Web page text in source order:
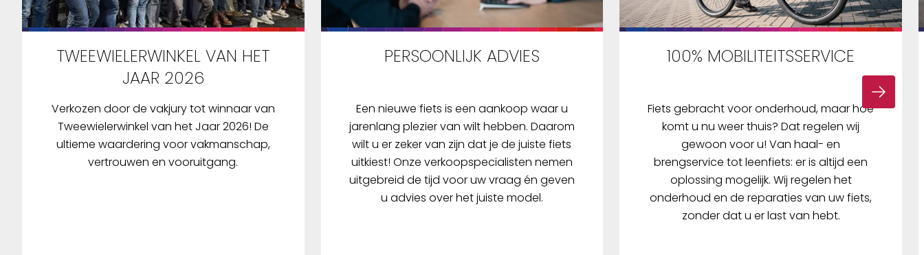
TWEEWIELERWINKEL VAN HET
JAAR 2026
Verkozen door de vakjury tot winnaar van
Tweewielerwinkel van het Jaar 2026! De
ultieme waardering voor vakmanschap,
vertrouwen en vooruitgang.
PERSOONLIJK ADVIES
Een nieuwe fiets is een aankoop waar u
jarenlang plezier van wilt hebben. Daarom
wilt u er zeker van zijn dat je de juiste fiets
uitkiest! Onze verkoopspecialisten nemen
uitgebreid de tijd voor uw vraag én geven
u advies over het juiste model.
100% MOBILITEITSSERVICE
Fiets gebracht voor onderhoud, maar hoe
komt u nu weer thuis? Dat regelen wij
gewoon voor u! Van haal- en
brengservice tot leenfiets: er is altijd een
oplossing mogelijk. Wij regelen het
onderhoud en de reparaties van uw fiets,
zonder dat u er last van hebt.